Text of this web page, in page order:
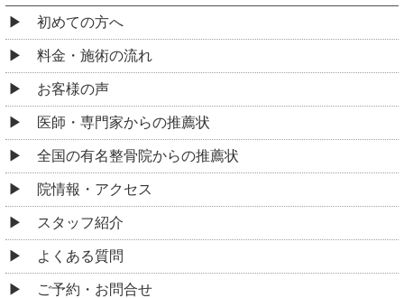
初めての方へ
料金・施術の流れ
お客様の声
医師・専門家からの推薦状
全国の有名整骨院からの推薦状
院情報・アクセス
スタッフ紹介
よくある質問
ご予約・お問合せ